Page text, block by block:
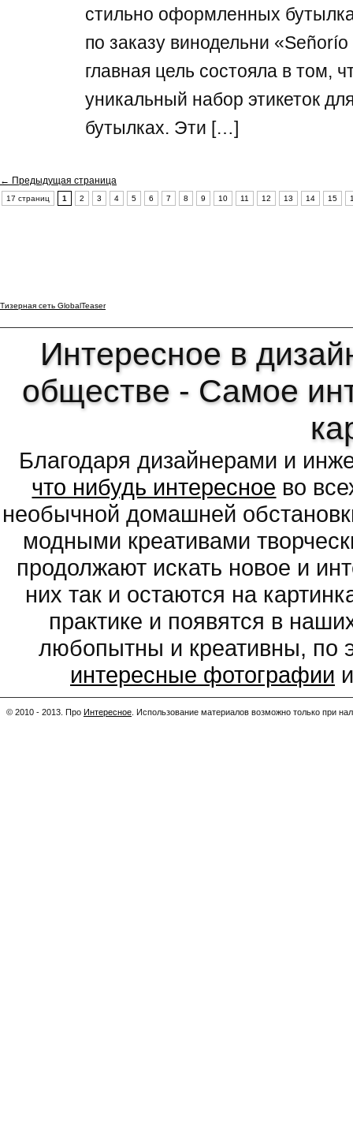
стильно оформленных
по заказу винодельни
главная цель состояла в том,
уникальный набор этикеток
бутылках. Эти […]
← Предыдущая страница
17 страниц 1 2 3 4 5 6 7 8 9 10 11 12 13 14 15
Тизерная сеть GlobalTeaser
Интересное в
обществе - Самое
Благодаря дизайнерами и
что нибудь интересное во
необычной домашней
модными креативами
продолжают искать новое и
них так и остаются на
практике и появятся в
любопытны и креативны, по
интересные фотографии
© 2010 - 2013. Про Интересное Использование материалов возможно только при